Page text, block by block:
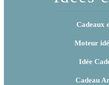
Cadeaux
Moteur
Idée
Cadeau